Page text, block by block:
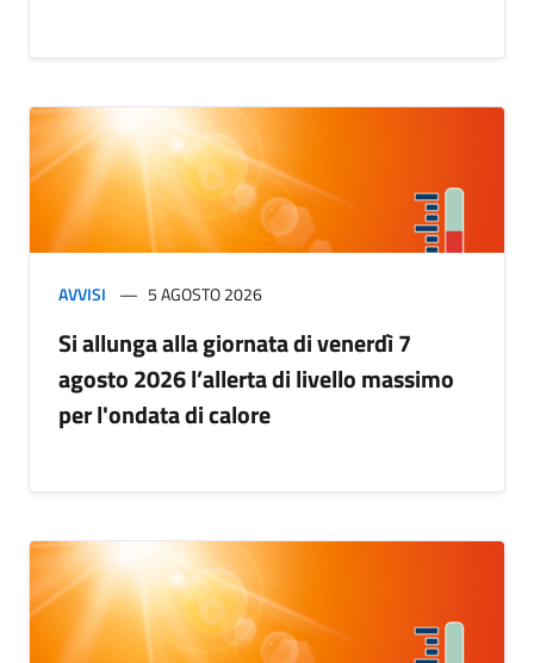
AVVISI 5 AGOSTO 2026
Si allunga alla giornata di venerdì 7
agosto 2026 l’allerta di livello massimo
per l'ondata di calore